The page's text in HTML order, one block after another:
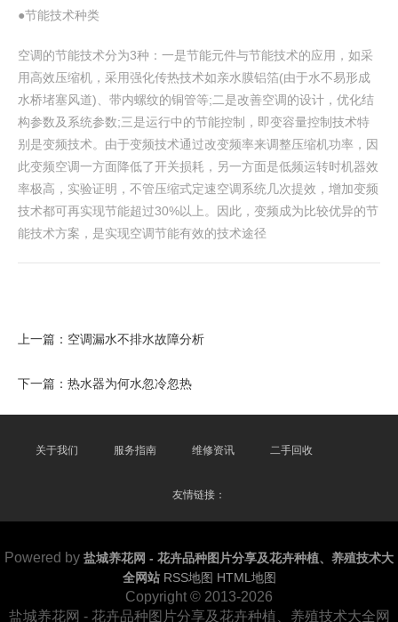
●节能技术种类
空调的节能技术分为3种：一是节能元件与节能技术的应用，如采
用高效压缩机，采用强化传热技术如亲水膜铝箔(由于水不易形成
水桥堵塞风道)、带内螺纹的铜管等;二是改善空调的设计，优化结
构参数及系统参数;三是运行中的节能控制，即变容量控制技术特
别是变频技术。由于变频技术通过改变频率来调整压缩机功率，因
此变频空调一方面降低了开关损耗，另一方面是低频运转时机器效
率极高，实验证明，不管压缩式定速空调系统几次提效，增加变频
技术都可再实现节能超过30%以上。因此，变频成为比较优异的节
能技术方案，是实现空调节能有效的技术途径
上一篇： 空调漏水不排水故障分析
下一篇： 热水器为何水忽冷忽热
关于我们 服务指南 维修资讯 二手回收
友情链接：
Powered by 盐城养花网 - 花卉品种图片分享及花卉种植、养殖技术大
全网站 RSS地图 HTML地图
Copyright © 2013-2026
盐城养花网 - 花卉品种图片分享及花卉种植、养殖技术大全网